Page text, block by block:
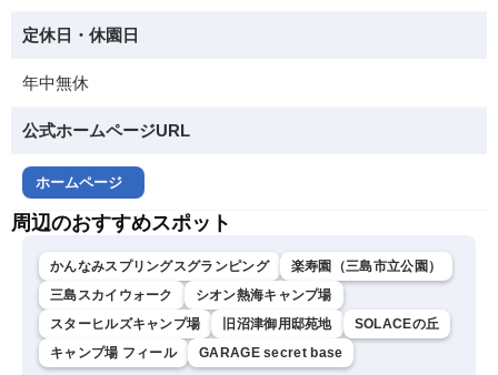
定休日・休園日
年中無休
公式ホームページURL
ホームページ
周辺のおすすめスポット
かんなみスプリングスグランピング
楽寿園（三島市立公園）
三島スカイウォーク
シオン熱海キャンプ場
スターヒルズキャンプ場
旧沼津御用邸苑地
SOLACEの丘
キャンプ場 フィール
GARAGE secret base